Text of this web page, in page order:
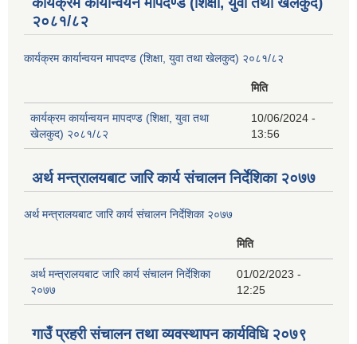
२०८१/८२
कार्यक्रम कार्यान्वयन मापदण्ड (शिक्षा, युवा तथा खेलकुद) २०८१/८२
मिति
कार्यक्रम कार्यान्वयन मापदण्ड (शिक्षा, युवा तथा
खेलकुद) २०८१/८२
10/06/2024 -
13:56
अर्थ मन्त्रालयबाट जारि कार्य संचालन निर्देशिका २०७७
अर्थ मन्त्रालयबाट जारि कार्य संचालन निर्देशिका २०७७
मिति
अर्थ मन्त्रालयबाट जारि कार्य संचालन निर्देशिका
२०७७
01/02/2023 -
12:25
गाउँ प्रहरी संचालन तथा व्यवस्थापन कार्यविधि २०७९